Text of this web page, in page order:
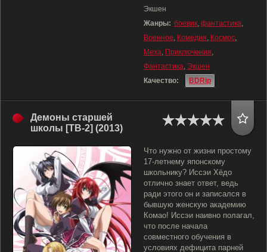
Экшен
Жанры: боевик, фантастика,
Военное, Комедия, Космос,
Меха, Приключения,
Фантастика, Экшен
Качество:
BDRip
Демоны старшей
школы [ТВ-2] (2013)
Что нужно от жизни простому
17-летнему японскому
школьнику? Иссэи Хёдо
отлично знает ответ, ведь
ради этого он и записался в
бывшую женскую академию
Комао! Иссэи наивно полагал,
что после начала
совместного обучения в
условиях дефицита парней